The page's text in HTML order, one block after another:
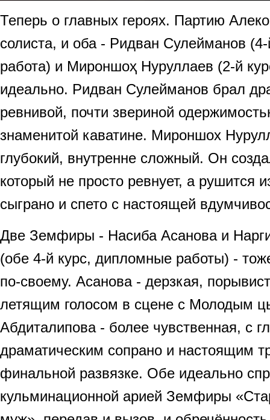
Теперь о главных героях. Партию
солиста, и оба - Ридван Сулейманов
работа) и Мироншоҳ Нуруллаев (2-й
идеально. Ридван Сулейманов брал
ревнивой, почти звериной
знаменитой каватине. Мироншох
глубокий, внутренне сложный. Он
который не просто ревнует, а рушится
сыграно и спето с настоящей
Две Земфиры - Насиба Асанова и
(обе 4-й курс, дипломные работы) -
по-своему. Асанова - дерзкая,
летящим голосом в сцене с Молодым
Абдиталипова - более чувственная, с
драматическим сопрано и настоящим
финальной развязке. Обе идеально
кульминационной арией Земфиры